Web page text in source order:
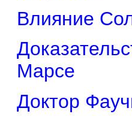
Влияние
Марсе
Доктор